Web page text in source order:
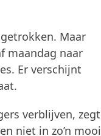
Maar
maandag naar
Er verschijnt
verblijven, zegt
niet in zo’n mooi